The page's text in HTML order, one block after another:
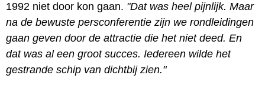
1992 niet door kon gaan. "Dat was heel pijnlijk. Maar
na de bewuste persconferentie zijn we rondleidingen
gaan geven door de attractie die het niet deed. En
dat was al een groot succes. Iedereen wilde het
gestrande schip van dichtbij zien."